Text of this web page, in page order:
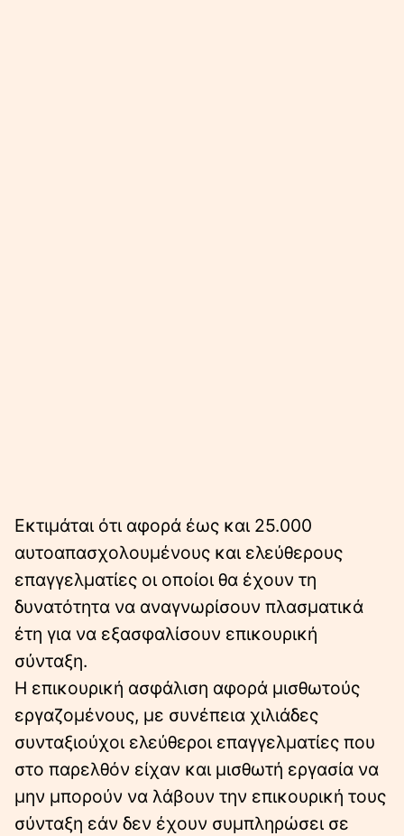
Εκτιμάται ότι αφορά έως και 25.000
αυτοαπασχολουμένους και ελεύθερους
επαγγελματίες οι οποίοι θα έχουν τη
δυνατότητα να αναγνωρίσουν πλασματικά
έτη για να εξασφαλίσουν επικουρική
σύνταξη.
Η επικουρική ασφάλιση αφορά μισθωτούς
εργαζομένους, με συνέπεια χιλιάδες
συνταξιούχοι ελεύθεροι επαγγελματίες που
στο παρελθόν είχαν και μισθωτή εργασία να
μην μπορούν να λάβουν την επικουρική τους
σύνταξη εάν δεν έχουν συμπληρώσει σε